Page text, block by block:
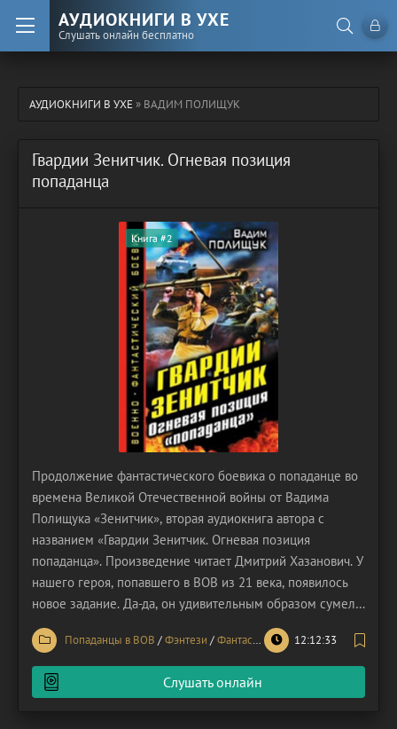
АУДИОКНИГИ В УХЕ
Слушать онлайн бесплатно
АУДИОКНИГИ В УХЕ» ВАДИМ ПОЛИЩУК
Гвардии Зенитчик. Огневая позиция
попаданца
Книга #2
Продолжение фантастического боевика о попаданце во
времена Великой Отечественной войны от Вадима
Полищука «Зенитчик», вторая аудиокнига автора с
названием «Гвардии Зенитчик. Огневая позиция
попаданца». Произведение читает Дмитрий Хазанович. У
нашего героя, попавшего в ВОВ из 21 века, появилось
новое задание. Да-да, он удивительным образом сумел
остаться жив в самом тяжелом и кровопролитному году
– 1941. Легче не стало, ведь теперь попаданца ждёт
новая миссия. Он должен совершить вылазку через
Попаданцы в ВОВ /Фэнтези /Фантастика 12:12:33
Слушать онлайн